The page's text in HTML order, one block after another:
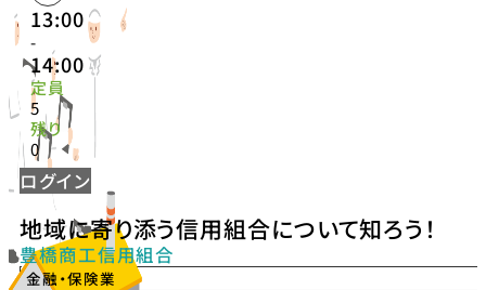
13:00
-
14:00
定員
5
残り
0
ログイン
地域に寄り添う信用組合について知ろう！
豊橋商工信用組合
金融・保険業